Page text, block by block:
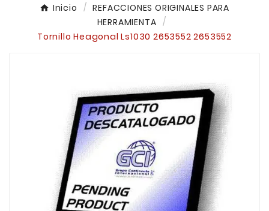
Inicio
REFACCIONES ORIGINALES PARA
HERRAMIENTA
Tornillo Heagonal Ls1030 2653552 2653552